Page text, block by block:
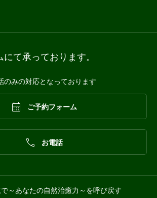
て承っております。
のみの対応となっております
 ご予約フォーム
 お電話
～あなたの自然治癒力～を呼び戻す